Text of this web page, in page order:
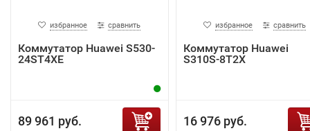
избранное сравнить
Коммутатор Huawei S530-
24ST4XE
89 961 руб.
избранное сравнить
Коммутатор Huawei
S310S-8T2X
16 976 руб.